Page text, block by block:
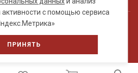
активности с помощью сервиса
ПРИНЯТЬ
данных